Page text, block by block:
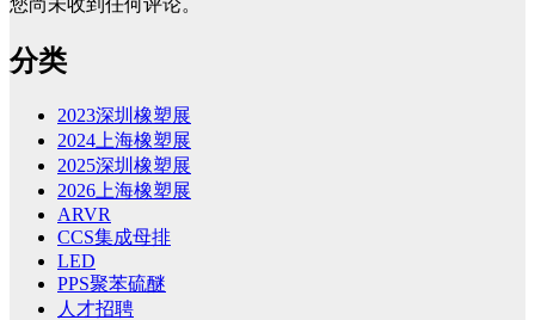
分类
2023深圳橡塑展
2024上海橡塑展
2025深圳橡塑展
2026上海橡塑展
ARVR
CCS集成母排
LED
PPS聚苯硫醚
人才招聘